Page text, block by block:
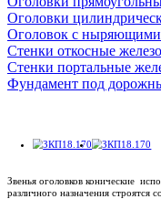
Оголовки
Оголовок с ныряющими
Стенки откосные
Стенки портальные
Фундамент под